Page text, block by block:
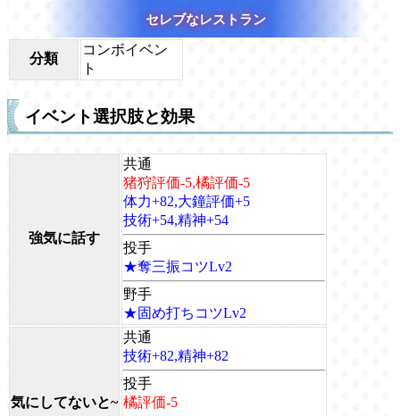
セレブなレストラン
分類
コンボイベン
ト
イベント選択肢と効果
強気に話す
共通
猪狩評価-5,橘評価-5
体力+82,大鐘評価+5
技術+54,精神+54
投手
★奪三振コツLv2
野手
★固め打ちコツLv2
気にしてないと~
共通
技術+82,精神+82
投手
橘評価-5